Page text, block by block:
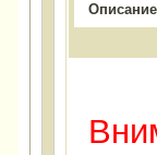
Описание